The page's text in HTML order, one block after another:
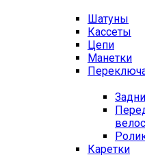
Шатуны
Кассеты
Цепи
Манетки
Каретки